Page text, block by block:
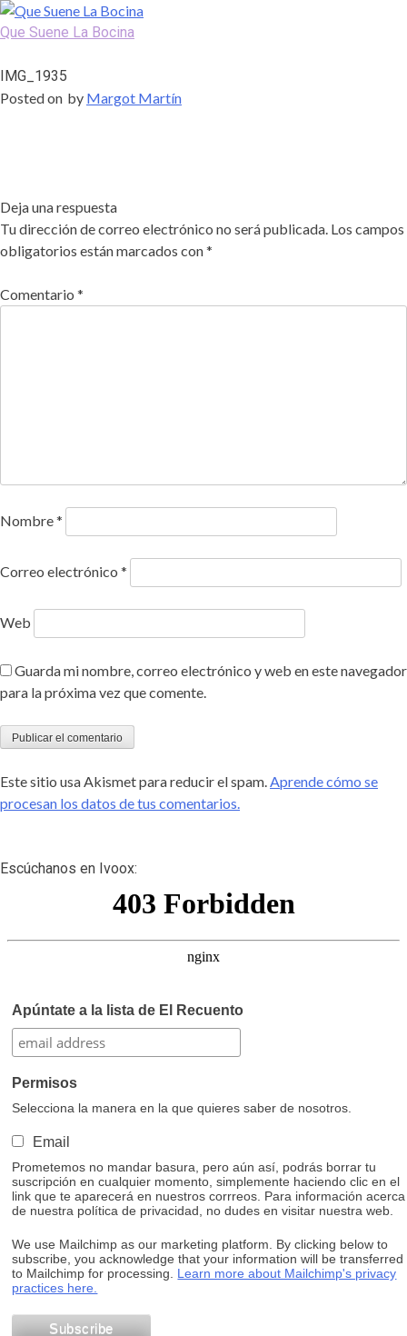
Skip
to
Que Suene La Bocina
IMG_1935
Posted on by Margot Martín
Deja una respuesta
Tu dirección de correo electrónico no será publicada. Los campos
obligatorios están marcados con*
Comentario *
Nombre*
Correo electrónico *
Web
Guarda mi nombre, correo electrónico y web en este navegador
para la próxima vez que comente.
Este sitio usa Akismet para reducir el spam.Aprende cómo se
procesan los datos de tus comentarios.
Escúchanos en Ivoox:
Apúntate a la lista de El Recuento
Permisos
Selecciona la manera en la que quieres saber de nosotros.
Email
Prometemos no mandar basura, pero aún así, podrás borrar tu
suscripción en cualquier momento, simplemente haciendo clic en el
link que te aparecerá en nuestros corrreos. Para información acerca
de nuestra política de privacidad, no dudes en visitar nuestra web.
We use Mailchimp as our marketing platform. By clicking below to
subscribe, you acknowledge that your information will be transferred
to Mailchimp for processing. Learn more about Mailchimp's privacy
practices here.